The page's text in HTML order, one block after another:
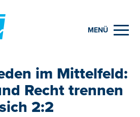
MENÜ
im Mittelfeld:
Recht trennen
2:2